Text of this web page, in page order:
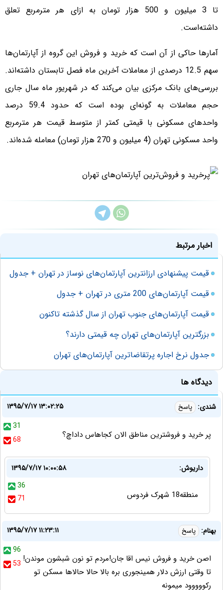
تا 3 میلیون و 500 هزار تومان به ازای هر مترمربع تعلق
داشته‌است.
آمارها حاکی از آن است که خرید و فروش این گروه از آپارتمان‌ها
سهم 12.5 درصدی از معاملات آخرین ماه فصل تابستان داشته‌اند.
بررسی‌های بانک مرکزی بیان می‌کند که در شهریور ماه سال جاری
حجم معاملات به گونه‌ای بوده است که حدود 59.4 درصد
واحدهای مسکونی با قیمتی کمتر از متوسط قیمت هر مترمربع
واحد مسکونی تهران (4 میلیون و 270 هزار تومان) معامله شده‌اند.
اخبار مرتبط
قیمت پیشنهادی ارزانترین آپارتمان‌های نوساز در تهران + جدول
قیمت آپارتمان‌های 200 متری در تهران + جدول
قیمت آپارتمان‌های جنوب تهران از سال گذشته تاکنون
بزرگترین آپارتمان‌های تهران چه قیمتی دارند؟
جدول نرخ اجاره‌ پرتقاضاترین آپارتمان‌های تهران
دیدگاه ها
شندی: پاسخ
۱۳۹۵/۷/۱۷ ۱۳:۰۲:۲۵
31
68
پر خرید و فروشترین مناطق الان کجاهاس داداچ؟
داریوش:
۱۳۹۵/۷/۱۷ ۱۰:۰۰:۵۸
36
71
منطقه18 شهرک فردوس
بهنام: پاسخ
۱۳۹۵/۷/۱۷ ۱۱:۲۳:۱۱
96
53 اصن خرید و فروش نیس اقا جان!مردم تو نون شبشون موندن!
تا وقتی ارزش دلار همینجوری بره بالا حالا حالاها مسکن تو
رکووووود میمونه